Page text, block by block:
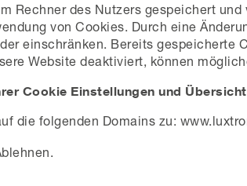
Rechner des Nutzers gespeichert
von Cookies. Durch eine
einschränken. Bereits gespeicherte
Website deaktiviert, können
Cookie Einstellungen und
die folgenden Domains zu: